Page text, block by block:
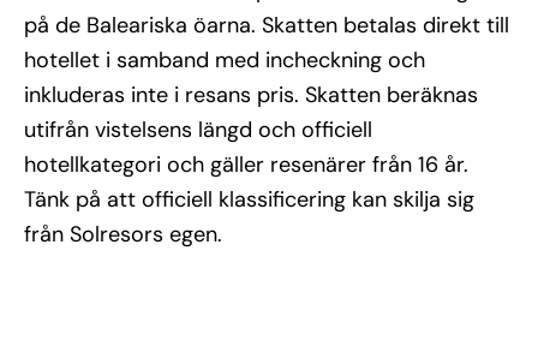
på de Baleariska öarna. Skatten betalas direkt till
hotellet i samband med incheckning och
inkluderas inte i resans pris. Skatten beräknas
utifrån vistelsens längd och officiell
hotellkategori och gäller resenärer från 16 år.
Tänk på att officiell klassificering kan skilja sig
från Solresors egen.